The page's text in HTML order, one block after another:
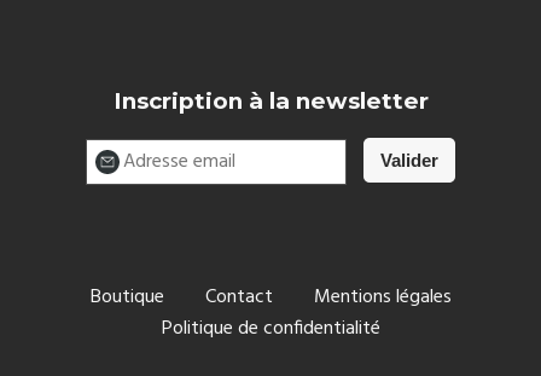
Inscription à la newsletter
Boutique Contact
Mentions légales
Politique de confidentialité